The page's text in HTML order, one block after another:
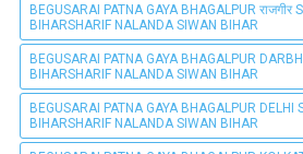
BEGUSARAI PATNA GAYA BHAGALPUR राजगीर
BIHARSHARIF NALANDA SIWAN BIHAR
BEGUSARAI PATNA GAYA BHAGALPUR
BIHARSHARIF NALANDA SIWAN BIHAR
BEGUSARAI PATNA GAYA BHAGALPUR DELHI
BIHARSHARIF NALANDA SIWAN BIHAR